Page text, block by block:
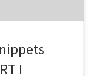
I